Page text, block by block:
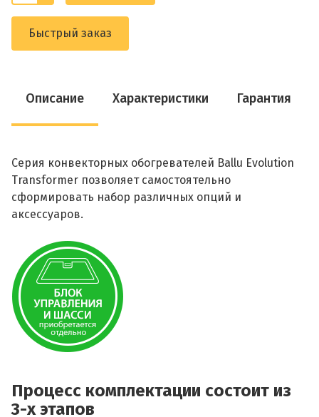
Быстрый заказ
Описание Характеристики Гарантия
Серия конвекторных обогревателей Ballu Evolution
Transformer позволяет самостоятельно
сформировать набор различных опций и
аксессуаров.
Процесс комплектации состоит из
3-х этапов